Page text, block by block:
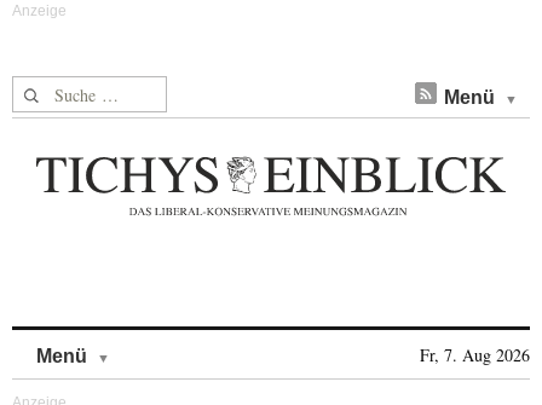
Suche nach: Menü
Menü Fr, 7. Aug 2026